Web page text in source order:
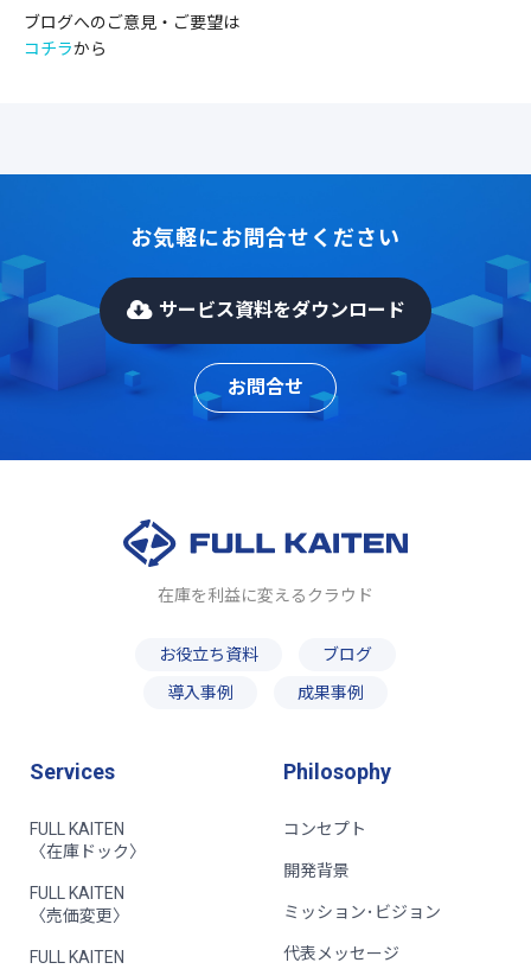
ブログへのご意見・ご要望は
コチラから
お気軽にお問合せください
サービス資料をダウンロード
お問合せ
在庫を利益に変えるクラウド
お役立ち資料
ブログ
導入事例
成果事例
Services
FULL KAITEN
〈在庫ドック〉
FULL KAITEN
〈売価変更〉
FULL KAITEN
Philosophy
コンセプト
開発背景
ミッション･ビジョン
代表メッセージ